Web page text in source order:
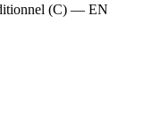
(C) — EN